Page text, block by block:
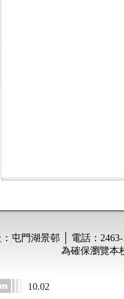
10.02